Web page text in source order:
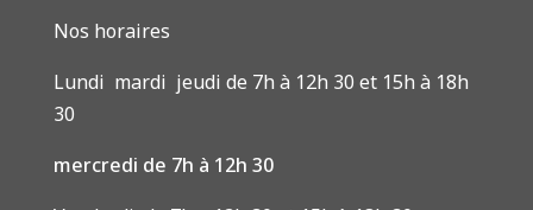
Nos horaires
Lundi mardi jeudi de 7h à 12h 30 et 15h à 18h
30
mercredi de 7h à 12h 30